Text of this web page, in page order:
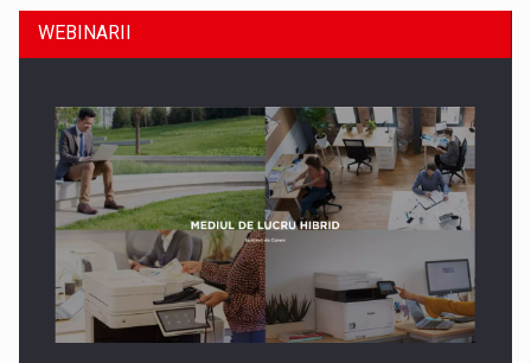
SAPTE PERSONALITATI DIN MEDIUL DE AFACERI, ACADEMIC
SI INSTITUTIONAL…
WEBINARII